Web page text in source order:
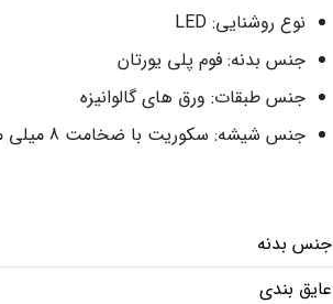
نوع روشنایی: LED
جنس بدنه: فوم پلی یورتان
جنس طبقات: ورق های گالوانیزه
جنس شیشه: سکوریت با ضخامت 8 میلی متر
جنس بدنه
عایق بندی